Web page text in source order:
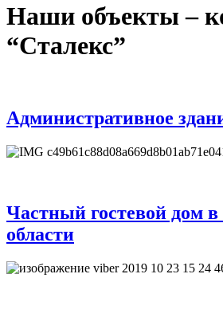
Наши объекты –
“Сталекс”
Административное
Частный гостевой дом
области